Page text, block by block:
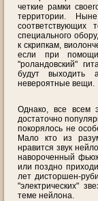
четкие рамки
территории.
соответствующих
специального
к скрипкам,
если при помощи
"роландовский"
будут выходить
невероятные вещи.
Однако, все всем
достаточно
покорялось не
Мало кто из
нравится звук
навороченный
или поздно
лет дисторшен-
"электрических"
теме нейлона.